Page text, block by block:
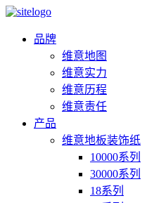
品牌
维意地图
维意实力
维意历程
维意责任
产品
维意地板装饰纸
10000系列
30000系列
18系列